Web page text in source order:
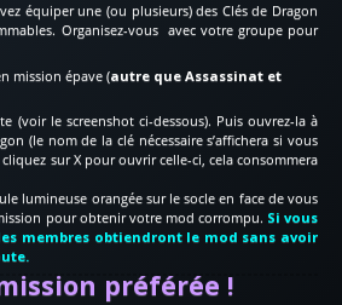
équiper une (ou plusieurs) des Clés de Dragon
Organisez-vous avec votre groupe pour
mission épave (autre que Assassinat et
(voir le screenshot ci-dessous). Puis ouvrez-la à
(le nom de la clé nécessaire s’affichera si vous
sur X pour ouvrir celle-ci, cela consommera
lumineuse orangée sur le socle en face de vous
pour obtenir votre mod corrompu. Si vous
membres obtiendront le mod sans avoir
préférée !